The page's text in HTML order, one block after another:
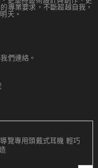
專業要求，不斷超越自我，
天。
們連絡。
覽專用頭戴式耳機 輕巧